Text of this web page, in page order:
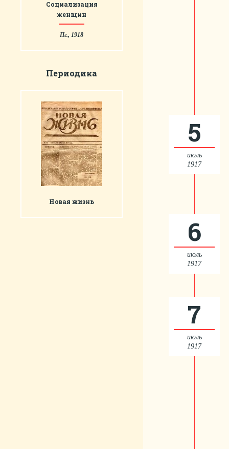
Социализация
женщин
Пг., 1918
Периодика
Новая жизнь
5
июль
1917
6
июль
1917
7
июль
1917